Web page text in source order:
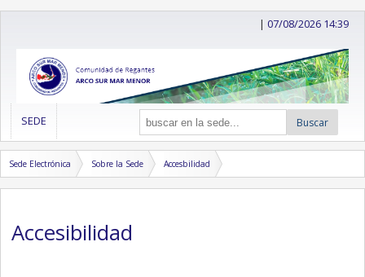
|07/08/2026 14:39
SEDE Buscar
Sede Electrónica Sobre la Sede Accesbilidad
Accesibilidad